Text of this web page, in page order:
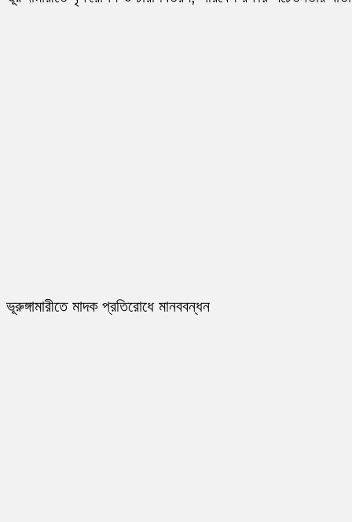
ভূরুঙ্গামারীতে মাদক প্রতিরোধে মানববন্ধন